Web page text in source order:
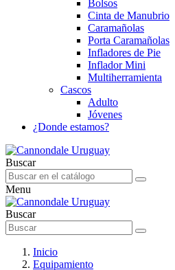
Bolsos
Cinta de Manubrio
Caramañolas
Porta Caramañolas
Infladores de Pie
Inflador Mini
Multiherramienta
Cascos
Adulto
Jóvenes
¿Donde estamos?
Buscar
Menu
Buscar
Inicio
Equipamiento